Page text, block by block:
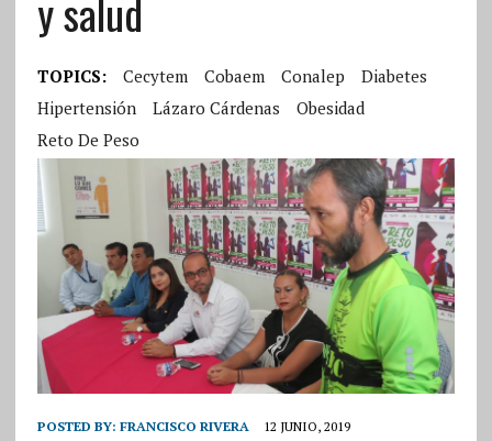
y salud
TOPICS: Cecytem Cobaem Conalep
Diabetes
Hipertensión
Lázaro Cárdenas
Obesidad
Reto De Peso
POSTED BY: FRANCISCO RIVERA 12 JUNIO, 2019